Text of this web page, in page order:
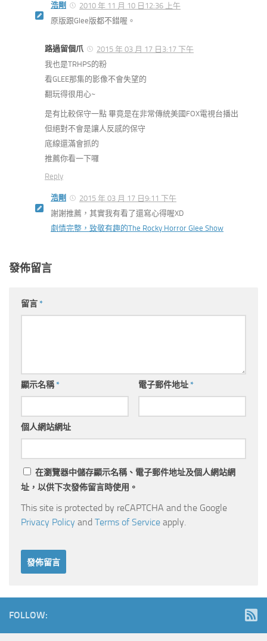
浩剛
2010 年 11 月 10 日12:36 上午
原版跟Glee版都不錯喔。
路過留個爪
2015 年 03 月 17 日3:17 下午
我也是TRHPS的粉
看GLEE那集的影像不會失望的
翻玩得很用心~
是有比較保守一點 畢竟是在非常傳統美國FOX電視台播出
但絕對不會是讓人反感的保守
底線還滿會抓的
推薦你看一下囉
Reply
浩剛
2015 年 03 月 17 日9:11 下午
謝謝推薦，其實我有看了還寫心得喔XD
劇情完整，致敬有趣的The Rocky Horror Glee Show
發佈留言
留言*
顯示名稱* 電子郵件地址*
個人網站網址
在瀏覽器中儲存顯示名稱、電子郵件地址及個人網站網
址，以供下次發佈留言時使用。
This site is protected by reCAPTCHA and the Google
Privacy Policy and Terms of Service apply.
FOLLOW: